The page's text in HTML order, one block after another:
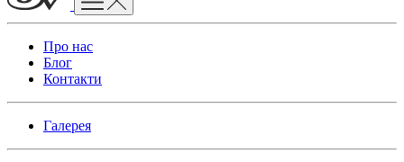
Про нас
Блог
Контакти
Галерея